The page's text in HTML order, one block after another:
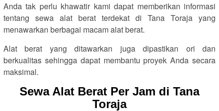
Anda tak perlu khawatir kami dapat memberikan informasi
tentang sewa alat berat terdekat di Tana Toraja yang
menawarkan berbagai macam alat berat.
Alat berat yang ditawarkan juga dipastikan ori dan
berkualitas sehingga dapat membantu proyek Anda secara
maksimal.
Sewa Alat Berat Per Jam di Tana
Toraja